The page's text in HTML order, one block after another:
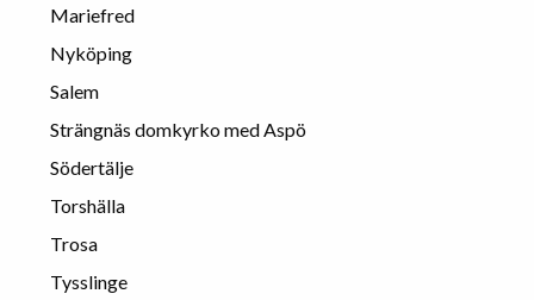
Mariefred
Nyköping
Salem
Strängnäs domkyrko med Aspö
Södertälje
Torshälla
Trosa
Tysslinge